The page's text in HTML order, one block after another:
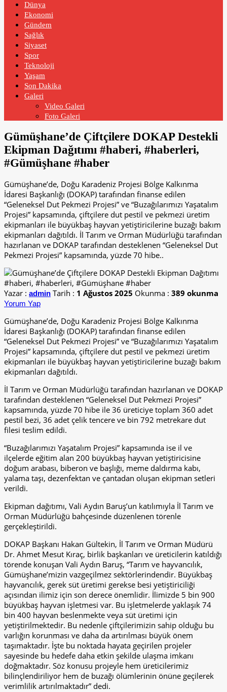
Dünya
Ekonomi
Gündem
Sağlık
Siyaset
Spor
Teknoloji
Yaşam
Son Dakika
Galeri
Video Galeri
Foto Galeri
Gümüşhane’de Çiftçilere DOKAP Destekli
Ekipman Dağıtımı #haberi, #haberleri,
#Gümüşhane #haber
Gümüşhane’de, Doğu Karadeniz Projesi Bölge Kalkınma
İdaresi Başkanlığı (DOKAP) tarafından finanse edilen
“Geleneksel Dut Pekmezi Projesi” ve “Buzağılarımızı Yaşatalım
Projesi” kapsamında, çiftçilere dut pestil ve pekmezi üretim
ekipmanları ile büyükbaş hayvan yetiştiricilerine buzağı bakım
ekipmanları dağıtıldı. İl Tarım ve Orman Müdürlüğü tarafından
hazırlanan ve DOKAP tarafından desteklenen “Geleneksel Dut
Pekmezi Projesi” kapsamında, yüzde 70 hibe..
Yazar : admin Tarih : 1 Ağustos 2025 Okunma : 389 okunma
Yorum Yap
Gümüşhane’de, Doğu Karadeniz Projesi Bölge Kalkınma
İdaresi Başkanlığı (DOKAP) tarafından finanse edilen
“Geleneksel Dut Pekmezi Projesi” ve “Buzağılarımızı Yaşatalım
Projesi” kapsamında, çiftçilere dut pestil ve pekmezi üretim
ekipmanları ile büyükbaş hayvan yetiştiricilerine buzağı bakım
ekipmanları dağıtıldı.
İl Tarım ve Orman Müdürlüğü tarafından hazırlanan ve DOKAP
tarafından desteklenen “Geleneksel Dut Pekmezi Projesi”
kapsamında, yüzde 70 hibe ile 36 üreticiye toplam 360 adet
pestil bezi, 36 adet çelik tencere ve bin 792 metrekare dut
filesi teslim edildi.
“Buzağılarımızı Yaşatalım Projesi” kapsamında ise il ve
ilçelerde eğitim alan 200 büyükbaş hayvan yetiştiricisine
doğum arabası, biberon ve başlığı, meme daldırma kabı,
yalama taşı, dezenfektan ve çantadan oluşan ekipman setleri
verildi.
Ekipman dağıtımı, Vali Aydın Baruş’un katılımıyla İl Tarım ve
Orman Müdürlüğü bahçesinde düzenlenen törenle
gerçekleştirildi.
DOKAP Başkanı Hakan Gültekin, İl Tarım ve Orman Müdürü
Dr. Ahmet Mesut Kıraç, birlik başkanları ve üreticilerin katıldığı
törende konuşan Vali Aydın Baruş, “Tarım ve hayvancılık,
Gümüşhane’mizin vazgeçilmez sektörlerindendir. Büyükbaş
hayvancılık, gerek süt üretimi gerekse besi yetiştiriciliği
açısından ilimiz için son derece önemlidir. İlimizde 5 bin 900
büyükbaş hayvan işletmesi var. Bu işletmelerde yaklaşık 74
bin 400 hayvan beslenmekte veya süt üretimi için
yetiştirilmektedir. Bu nedenle çiftçilerimizin sahip olduğu bu
varlığın korunması ve daha da artırılması büyük önem
taşımaktadır. İşte bu noktada hayata geçirilen projeler
sayesinde bu hedefe daha etkin şekilde ulaşma imkanı
doğmaktadır. Söz konusu projeyle hem üreticilerimiz
bilinçlendiriliyor hem de buzağı ölümlerinin önüne geçilerek
verimlilik artırılmaktadır” dedi.